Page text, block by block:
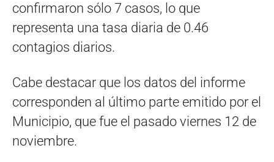
confirmaron sólo 7 casos, lo que
representa una tasa diaria de 0.46
contagios diarios.
Cabe destacar que los datos del informe
corresponden al último parte emitido por el
Municipio, que fue el pasado viernes 12 de
noviembre.